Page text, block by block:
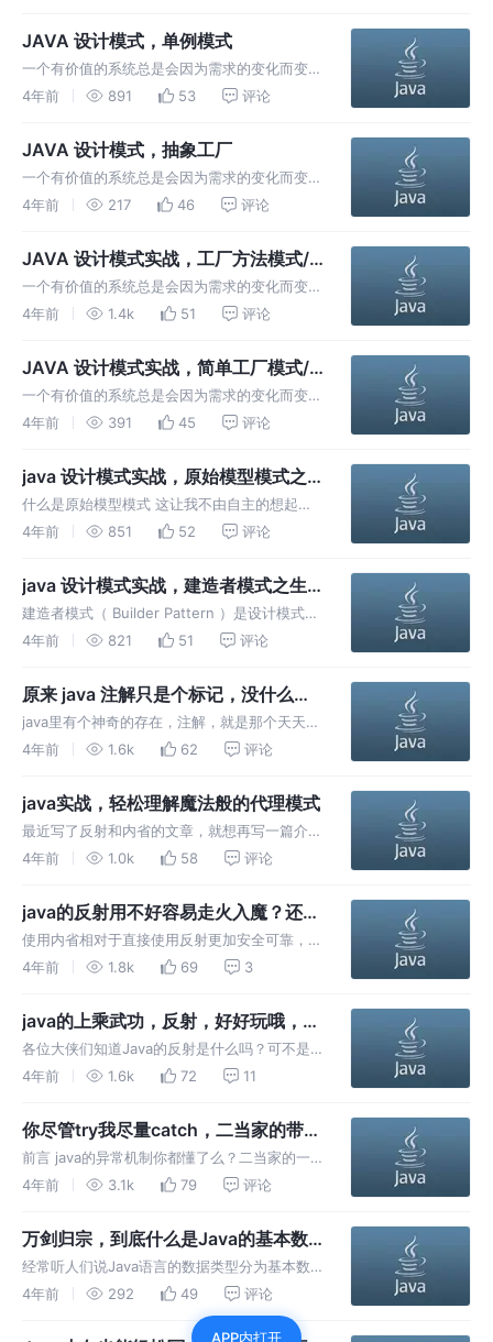
的架构和设计可以让我们的代码结构具有良好的
扩展性，在满足需求变化的同时仅需要
JAVA 设计模式，单例模式
一个有价值的系统总是会因为需求的变化而变
化，可能是原有需求的修改，也可能是新需求的
的架构和设计可以让我们的代码结构具有良好的
扩展性，在满足需求变化的同时仅需要
4年前 891 53 评论
JAVA 设计模式，抽象工厂
一个有价值的系统总是会因为需求的变化而变
化，可能是原有需求的修改，也可能是新需求的
的架构和设计可以让我们的代码结构具有良好的
4年前 217 46 评论
JAVA 设计模式实战，工厂方法模式/
虚拟构造子模式/多态性工厂
一个有价值的系统总是会因为需求的变化而变
化，可能是原有需求的修改，也可能是新需求的
的架构和设计可以让我们的代码结构具有良好的
4年前 1.4k 51 评论
JAVA 设计模式实战，简单工厂模式/
静态工厂模式
一个有价值的系统总是会因为需求的变化而变
化，可能是原有需求的修改，也可能是新需求的
知道大家是否和我一样，非常讨厌修改已有的，
更喜欢去做新的。
4年前 391 45 评论
java 设计模式实战，原始模型模式之
写作业，克隆以后就是新的
什么是原始模型模式 这让我不由自主的想起克
隆技术，还记得克隆羊吗？我们接下来讲的内容
4年前 851 52 评论
java 设计模式实战，建造者模式之生
产线
建造者模式（ Builder Pattern ）是设计模式的
一种，将一个复杂对象的构建与它的表示分离，
4年前 821 51 评论
原来 java 注解只是个标记，没什么本
领，一文精通，值得收藏！
java里有个神奇的存在，注解，就是那个天天@
别人的家伙，它到底是何方神圣啊？ 请先给二
吧，多谢。
4年前 1.6k 62 评论
java实战，轻松理解魔法般的代理模式
最近写了反射和内省的文章，就想再写一篇介绍
java的代理模式的文章，因为java的代理模式也
4年前 1.0k 58 评论
java的反射用不好容易走火入魔？还可
以用内省啊！
使用内省相对于直接使用反射更加安全可靠，
Java的反射机制比较特殊，它不同于一般的编
不好，就容易走火入魔。没关系，很多时候我们
还可以使用Java的内省机制。
4年前 1.8k 69 3
java的上乘武功，反射，好好玩哦，绝
对值得收藏
各位大侠们知道Java的反射是什么吗？可不是
反着发射什么的哈。 反射是Java的一种机制，
和怎么使用。 请先给二当家的一个三连，然后
接着读下去吧，多谢。
4年前 1.6k 72 11
你尽管try我尽量catch，二当家的带你
搞明白java的异常机制
前言 java的异常机制你都懂了么？二当家的一
文带你深入浅出，理解透彻。 异常本质上是程
常发生，包括编译期间和运行期间的错误。
4年前 3.1k 79 评论
万剑归宗，到底什么是Java的基本数
据类型啊？
经常听人们说Java语言的数据类型分为基本数
据类型和引用数据类型。那有人要问了，到底什
么是数据类型，什么是基本数据类型，什么是引
4年前 292 49 评论
APP内打开